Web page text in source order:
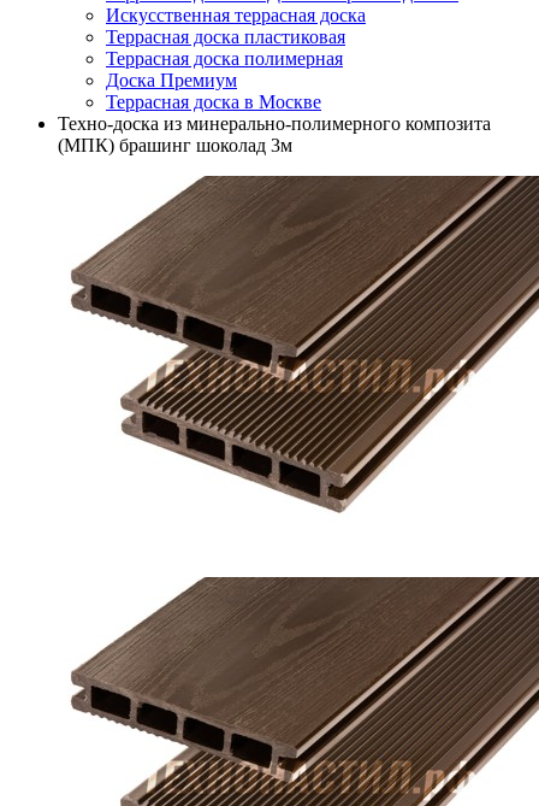
Искусственная террасная доска
Террасная доска пластиковая
Террасная доска полимерная
Доска Премиум
Террасная доска в Москве
Техно-доска из минерально-полимерного композита
(МПК) брашинг шоколад 3м